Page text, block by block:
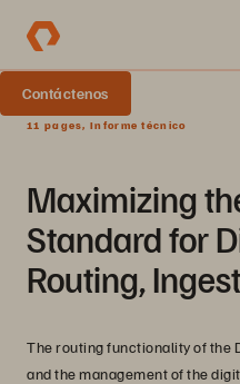
Contáctenos
11 pages, Informe técnico
Maximizing
Standard for
Routing,
The routing functionality of the
and the management of the